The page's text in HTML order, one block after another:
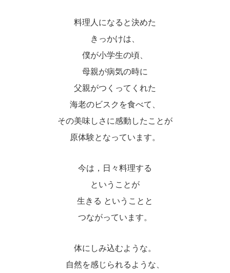
料理人になると決めた
きっかけは、
僕が小学生の頃、
母親が病気の時に
父親がつくってくれた
海老のビスクを食べて、
その美味しさに感動したことが
原体験となっています。
今は，日々料理する
ということが
生きる ということと
つながっています。
体にしみ込むような。
自然を感じられるような、